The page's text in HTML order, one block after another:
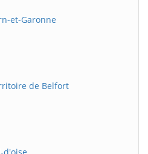
et-Garonne
de Belfort